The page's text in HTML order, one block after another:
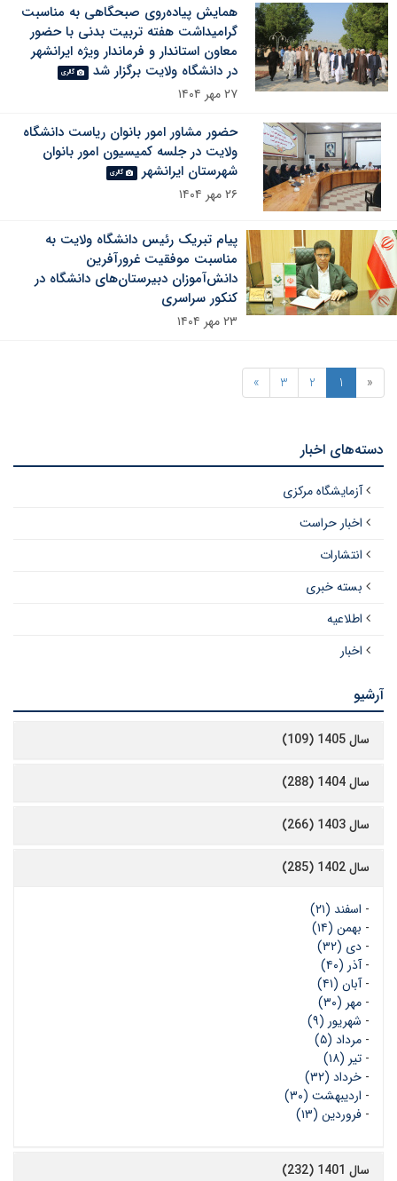
همایش پیاده‌روی صبحگاهی به مناسبت
گرامیداشت هفته تربیت بدنی با حضور
معاون استاندار و فرماندار ویژه ایرانشهر
در دانشگاه ولایت برگزار شد
گالری
۲۷ مهر ۱۴۰۴
حضور مشاور امور بانوان ریاست دانشگاه
ولایت در جلسه کمیسیون امور بانوان
شهرستان ایرانشهر
گالری
۲۶ مهر ۱۴۰۴
پیام تبریک رئیس دانشگاه ولایت به
مناسبت موفقیت‌ غرورآفرین
دانش‌آموزان دبیرستان‌های دانشگاه در
کنکور سراسری
۲۳ مهر ۱۴۰۴
«
1
2
3
»
دسته‌های اخبار
آزمایشگاه مرکزی
اخبار حراست
انتشارات
بسته خبری
اطلاعیه
اخبار
آرشیو
سال 1405 (109)
سال 1404 (288)
سال 1403 (266)
سال 1402 (285)
- اسفند (۲۱)
- بهمن (۱۴)
- دی (۳۲)
-آذر (۴۰)
-آبان (۴۱)
- مهر (۳۰)
- شهریور (۹)
- مرداد (۵)
- تیر (۱۸)
- خرداد (۳۲)
- اردیبهشت (۳۰)
- فروردین (۱۳)
سال 1401 (232)